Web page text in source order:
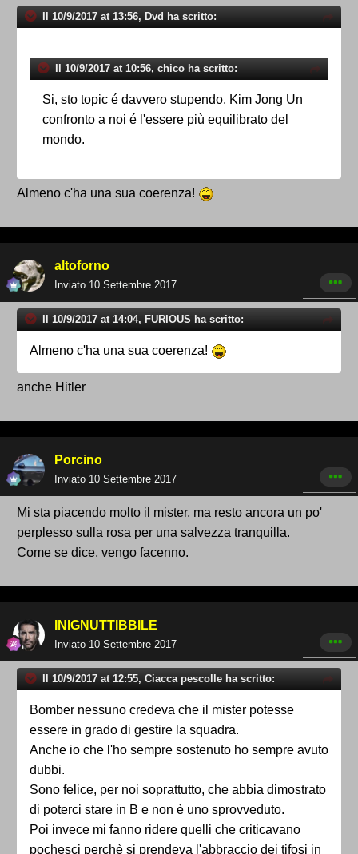
Il 10/9/2017 at 13:56, Dvd ha scritto:
Il 10/9/2017 at 10:56, chico ha scritto:
Si, sto topic é davvero stupendo. Kim Jong Un
confronto a noi é l'essere più equilibrato del
mondo.
Almeno c'ha una sua coerenza!
altoforno
Inviato 10 Settembre 2017
Il 10/9/2017 at 14:04, FURIOUS ha scritto:
Almeno c'ha una sua coerenza!
anche Hitler
Porcino
Inviato 10 Settembre 2017
Mi sta piacendo molto il mister, ma resto ancora un po'
perplesso sulla rosa per una salvezza tranquilla.
Come se dice, vengo facenno.
INIGNUTTIBBILE
Inviato 10 Settembre 2017
Il 10/9/2017 at 12:55, Ciacca pescolle ha scritto:
Bomber nessuno credeva che il mister potesse
essere in grado di gestire la squadra.
Anche io che l'ho sempre sostenuto ho sempre avuto
dubbi.
Sono felice, per noi soprattutto, che abbia dimostrato
di poterci stare in B e non è uno sprovveduto.
Poi invece mi fanno ridere quelli che criticavano
pochesci perchè si prendeva l'abbraccio dei tifosi in